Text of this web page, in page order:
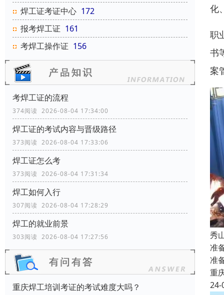
焊工证考证中心 172
报考焊工证 161
考焊工操作证 156
考焊工证的流程
374阅读 2026-08-04 17:34:00
焊工证的考试内容与晋级路径
373阅读 2026-08-04 17:33:06
焊工证怎么考
373阅读 2026-08-04 17:31:34
焊工如何入行
307阅读 2026-08-04 17:28:29
焊工的就业前景
303阅读 2026-08-04 17:27:56
重庆焊工培训考证的考试难度大吗？
化
职
书
案
秀
准
准
重
24-